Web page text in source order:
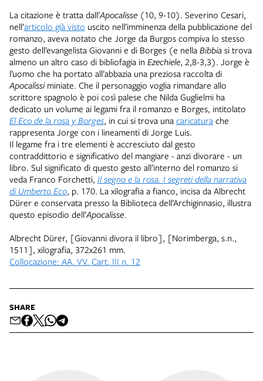
La citazione è tratta dall’Apocalisse (10, 9-10). Severino Cesari,
nell’articolo già visto uscito nell’imminenza della pubblicazione del
romanzo, aveva notato che Jorge da Burgos compiva lo stesso
gesto dell’evangelista Giovanni e di Borges (e nella Bibbia si trova
almeno un altro caso di bibliofagia in Ezechiele, 2,8-3,3). Jorge è
l’uomo che ha portato all’abbazia una preziosa raccolta di
Apocalissiminiate. Che il personaggio voglia rimandare allo
scrittore spagnolo è poi così palese che Nilda Guglielmi ha
dedicato un volume ai legami fra il romanzo e Borges, intitolato
El Eco de la rosa y Borges, in cui si trova una caricatura che
rappresenta Jorge con i lineamenti di Jorge Luis.
Il legame fra i tre elementi è accresciuto dal gesto
contraddittorio e significativo del mangiare - anzi divorare - un
libro. Sul significato di questo gesto all’interno del romanzo si
veda Franco Forchetti, Il segno e la rosa. I segreti della narrativa
di Umberto Eco, p. 170. La xilografia a fianco, incisa da Albrecht
Dürer e conservata presso la Biblioteca dell’Archiginnasio, illustra
questo episodio dell’Apocalisse.
Albrecht Dürer, [Giovanni divora il libro], [Norimberga, s.n.,
1511], xilografia, 372x261 mm.
Collocazione: AA. VV. Cart. III n. 12
SHARE